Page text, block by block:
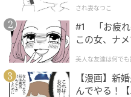
えると良いです。通勤し
るエリアをおすすめしま
・コンビニが徒歩圏内に
ットやドラッグストアが
います。
され妻なつこ
#1 「お疲れ
この女、ナ
美人な友達は何でも
【漫画】新
んでやる！